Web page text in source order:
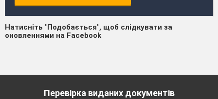
Натисніть "Подобається", щоб слідкувати за
оновленнями на Facebook
Перевірка виданих документів